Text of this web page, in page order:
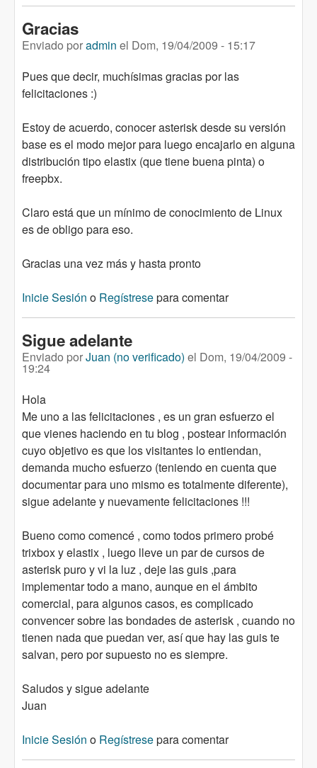
Gracias
Enviado poradmin el Dom, 19/04/2009 - 15:17
Pues que decir, muchísimas gracias por las
felicitaciones :)
Estoy de acuerdo, conocer asterisk desde su versión
base es el modo mejor para luego encajarlo en alguna
distribución tipo elastix (que tiene buena pinta) o
freepbx.
Claro está que un mínimo de conocimiento de Linux
es de obligo para eso.
Gracias una vez más y hasta pronto
Inicie Sesión o Regístresepara comentar
Sigue adelante
Enviado porJuan (no verificado) el Dom, 19/04/2009 -
19:24
Hola
Me uno a las felicitaciones , es un gran esfuerzo el
que vienes haciendo en tu blog , postear información
cuyo objetivo es que los visitantes lo entiendan,
demanda mucho esfuerzo (teniendo en cuenta que
documentar para uno mismo es totalmente diferente),
sigue adelante y nuevamente felicitaciones !!!
Bueno como comencé , como todos primero probé
trixbox y elastix , luego lleve un par de cursos de
asterisk puro y vi la luz , deje las guis ,para
implementar todo a mano, aunque en el ámbito
comercial, para algunos casos, es complicado
convencer sobre las bondades de asterisk , cuando no
tienen nada que puedan ver, así que hay las guis te
salvan, pero por supuesto no es siempre.
Saludos y sigue adelante
Juan
Inicie Sesión o Regístresepara comentar